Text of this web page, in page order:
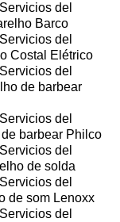
del
Barco
del
Costal Elétrico
del
de barbear
del
barbear Philco
del
de solda
del
de som Lenoxx
del